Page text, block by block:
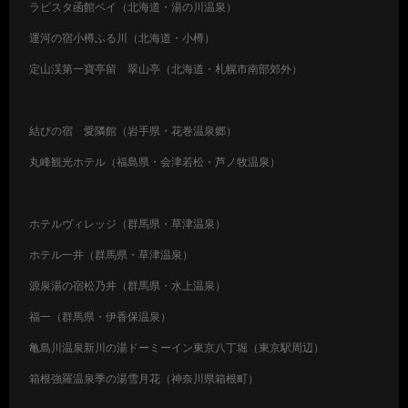
ラビスタ函館ベイ（北海道・湯の川温泉）
運河の宿小樽ふる川（北海道・小樽）
定山渓第一寶亭留 翠山亭（北海道・札幌市南部郊外）
結びの宿 愛隣館（岩手県・花巻温泉郷）
丸峰観光ホテル（福島県・会津若松・芦ノ牧温泉）
ホテルヴィレッジ（群馬県・草津温泉）
ホテル一井（群馬県・草津温泉）
源泉湯の宿松乃井（群馬県・水上温泉）
福一（群馬県・伊香保温泉）
亀島川温泉新川の湯ドーミーイン東京八丁堀（東京駅周辺）
箱根強羅温泉季の湯雪月花（神奈川県箱根町）